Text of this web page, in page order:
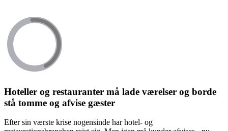
Hoteller og restauranter må lade værelser og borde
stå tomme og afvise gæster
Efter sin værste krise nogensinde har hotel- og